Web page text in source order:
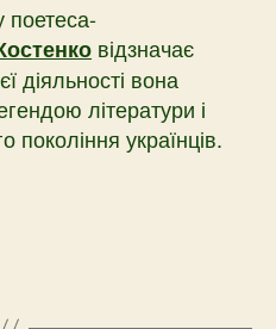
поетеса-
відзначає
діяльності вона
літератури і
покоління українців.